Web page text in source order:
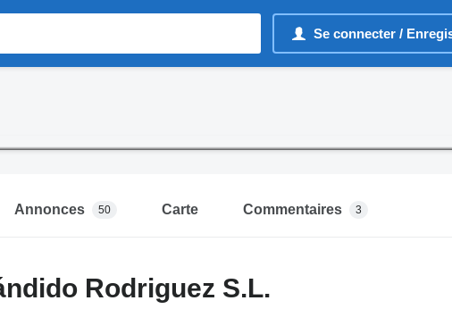
Se connecter /
Annonces 50 Carte Commentaires 3
Rodriguez S.L.